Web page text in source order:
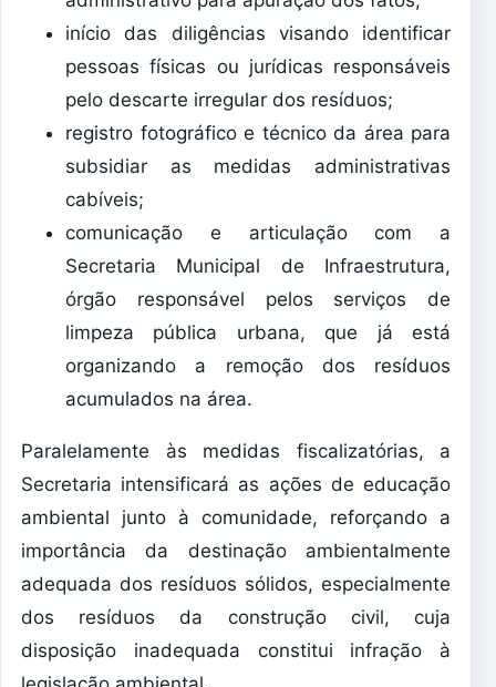
​início das diligências visando identificar
pessoas físicas ou jurídicas responsáveis
pelo descarte irregular dos resíduos;
​registro fotográfico e técnico da área para
subsidiar as medidas administrativas
cabíveis;
​comunicação e articulação com a
Secretaria Municipal de Infraestrutura,
órgão responsável pelos serviços de
limpeza pública urbana, que já está
organizando a remoção dos resíduos
acumulados na área.
​Paralelamente às medidas fiscalizatórias, a
Secretaria intensificará as ações de educação
ambiental junto à comunidade, reforçando a
importância da destinação ambientalmente
adequada dos resíduos sólidos, especialmente
dos resíduos da construção civil, cuja
disposição inadequada constitui infração à